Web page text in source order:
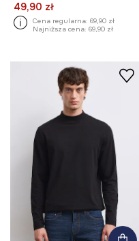
49,90 zł
Cena regularna: 69,90 zł
Najniższa cena: 69,90 zł